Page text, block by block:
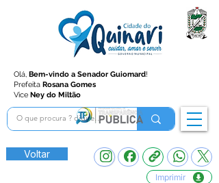
Olá, Bem-vindo a Senador Guiomard!
Prefeita Rosana Gomes
Vice Ney do Miltão
Voltar
Imprimir